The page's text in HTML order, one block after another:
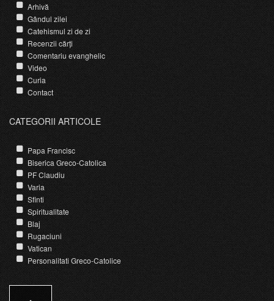
Arhivă
Gândul zilei
Catehismul zi de zi
Recenzii cărți
Comentariu evanghelic
Video
Curia
Contact
CATEGORII ARTICOLE
Papa Francisc
Biserica Greco-Catolica
PF Claudiu
Varia
Sfinti
Spiritualitate
Blaj
Rugaciuni
Vatican
Personalitati Greco-Catolice